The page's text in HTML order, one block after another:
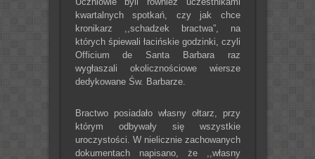
kwartalnych spotkań, czy jak chce
kronikarz ,,schadzek bractwa”, na
których śpiewali łacińskie godzinki, czyli
Officium de Santa Barbara raz
wygłaszali okolicznościowe wiersze
dedykowane Św. Barbarze.
Bractwo posiadało własny ołtarz, przy
którym odbywały się wszystkie
uroczystości. W nielicznie zachowanych
dokumentach napisano, że ,,własny